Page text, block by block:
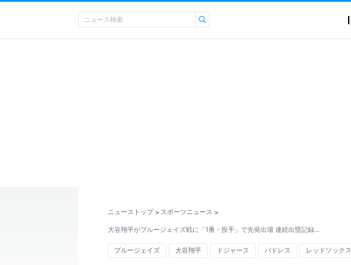
ニューストップ > スポーツニュース >
大谷翔平がブルージェイズ戦に「1番・投手」で先発出場 連続出塁記録…
ブルージェイズ 大谷翔平 ドジャース パドレス レッドソックス